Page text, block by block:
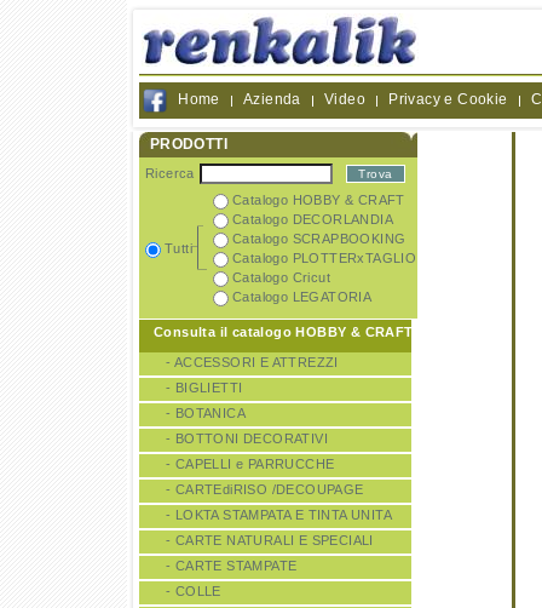
Home Azienda Video Privacy e Cookie
PRODOTTI
Ricerca
Tutti
Catalogo HOBBY & CRAFT
Catalogo DECORLANDIA
Catalogo SCRAPBOOKING
Catalogo PLOTTERxTAGLIO
Catalogo Cricut
Catalogo LEGATORIA
Consulta il catalogo HOBBY & CRAFT
- ACCESSORI E ATTREZZI
- BIGLIETTI
- BOTANICA
- BOTTONI DECORATIVI
- CAPELLI e PARRUCCHE
- CARTEdiRISO /DECOUPAGE
- LOKTA STAMPATA E TINTA UNITA
- CARTE NATURALI E SPECIALI
- CARTE STAMPATE
- COLLE